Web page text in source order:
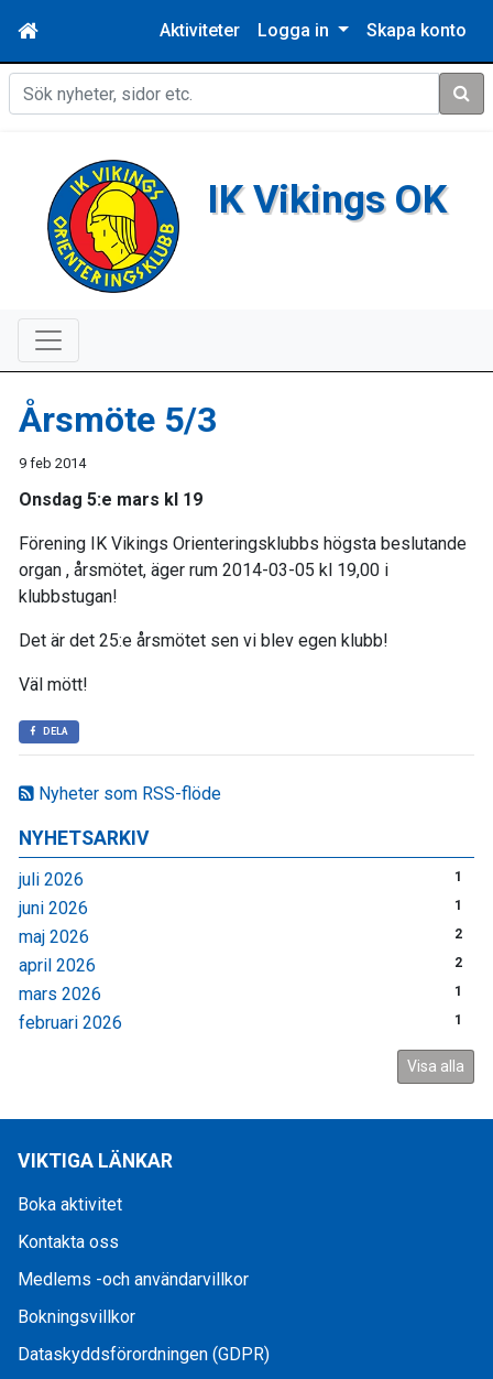
Aktiviteter Logga in Skapa konto
Sök
IK Vikings OK
Nyheter som RSS-flöde
NYHETSARKIV
juli 2026 1
juni 2026 1
maj 2026 2
april 2026 2
mars 2026 1
februari 2026 1
Visa alla
Årsmöte 5/3
9 feb 2014
Onsdag 5:e mars kl 19
Förening IK Vikings Orienteringsklubbs högsta beslutande
organ , årsmötet, äger rum 2014-03-05 kl 19,00 i
klubbstugan!
Det är det 25:e årsmötet sen vi blev egen klubb!
Väl mött!
DELA
VIKTIGA LÄNKAR
Boka aktivitet
Kontakta oss
Medlems -och användarvillkor
Bokningsvillkor
Dataskyddsförordningen (GDPR)